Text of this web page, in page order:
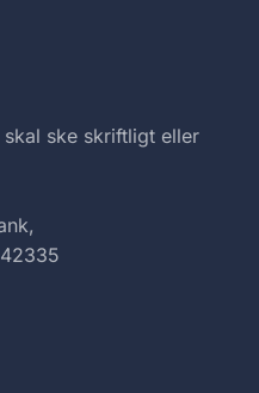
ske skriftligt eller